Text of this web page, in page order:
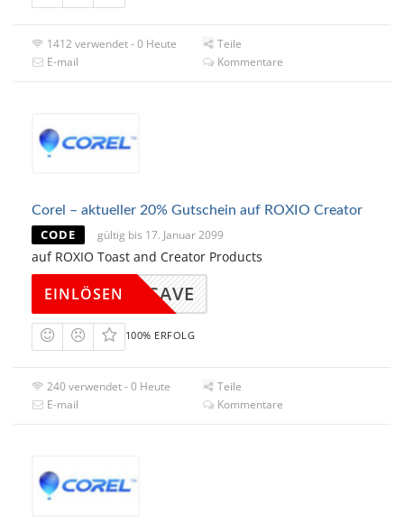
1412 verwendet - 0 Heute
Teile
E-mail
Kommentare
Corel – aktueller 20% Gutschein auf ROXIO Creator
CODE gültig bis 17. Januar 2099
auf ROXIO Toast and Creator Products
OXIOSAVE
EINLÖSEN
100% ERFOLG
240 verwendet - 0 Heute
Teile
E-mail
Kommentare